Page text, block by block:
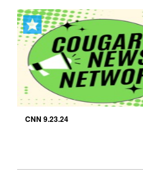
CNN 9.23.24